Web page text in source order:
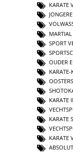
KARATE
SPORT
OUDER
KARATE
KARATE
KARATE